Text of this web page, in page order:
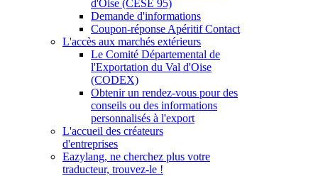
d'Oise (CESE 95)
Demande d'informations
Coupon-réponse Apéritif Contact
L'accès aux marchés extérieurs
Le Comité Départemental de
l'Exportation du Val d'Oise
(CODEX)
Obtenir un rendez-vous pour des
conseils ou des informations
personnalisés à l'export
L'accueil des créateurs
d'entreprises
Eazylang, ne cherchez plus votre
traducteur, trouvez-le !